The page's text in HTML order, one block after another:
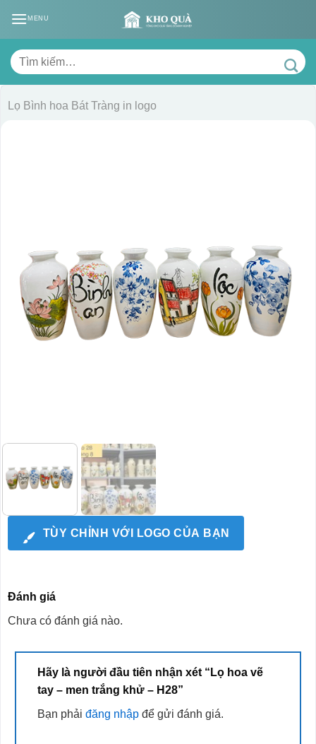
MENU
Tìm
kiếm:
Lọ Bình hoa Bát Tràng in logo
TÙY CHỈNH VỚI LOGO CỦA BẠN
Đánh giá
Chưa có đánh giá nào.
Hãy là người đầu tiên nhận xét “Lọ hoa vẽ
tay – men trắng khử – H28”
Bạn phải đăng nhậpđể gửi đánh giá.